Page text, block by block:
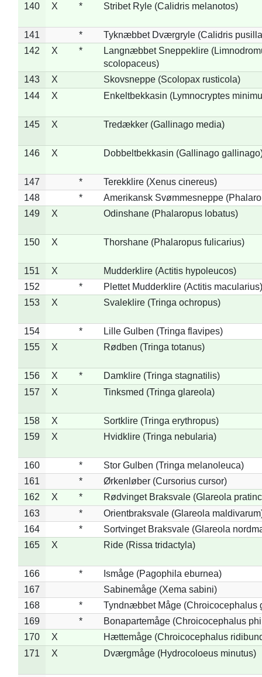
140
X * Stribet Ryle (Calidris melanotos)
141 *
Tyknæbbet Dværgryle (Calidris
142
X *
Langnæbbet Sneppeklire
scolopaceus)
143
X
Skovsneppe (Scolopax rusticola)
144
X Enkeltbekkasin (Lymnocryptes
145 X Tredækker (Gallinago media)
146 X Dobbeltbekkasin (Gallinago
147 *
Terekklire (Xenus cinereus)
148
*
Amerikansk Svømmesneppe
149
X Odinshane (Phalaropus lobatus)
150 X Thorshane (Phalaropus fulicarius)
151 X
Mudderklire (Actitis hypoleucos)
152
*
Plettet Mudderklire (Actitis macularius)
153
X Svaleklire (Tringa ochropus)
154 *
Lille Gulben (Tringa flavipes)
155
X Rødben (Tringa totanus)
156 X *
Damklire (Tringa stagnatilis)
157
X Tinksmed (Tringa glareola)
158 X
Sortklire (Tringa erythropus)
159
X Hvidklire (Tringa nebularia)
160 *
Stor Gulben (Tringa melanoleuca)
161
*
Ørkenløber (Cursorius cursor)
162
X *
Rødvinget Braksvale (Glareola
163
*
Orientbraksvale (Glareola
164
*
Sortvinget Braksvale (Glareola
165
X Ride (Rissa tridactyla)
166 *
Ismåge (Pagophila eburnea)
167
Sabinemåge (Xema sabini)
168
*
Tyndnæbbet Måge (Chroicocephalus
169
*
Bonapartemåge (Chroicocephalus
170
X
Hættemåge (Chroicocephalus
171
X Dværgmåge (Hydrocoloeus minutus)